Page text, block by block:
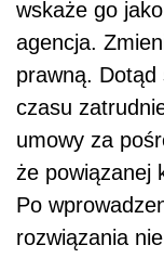
wskaże go
agencja.
prawną. Dotąd
czasu
umowy za
że powiązanej
Po
rozwiązania